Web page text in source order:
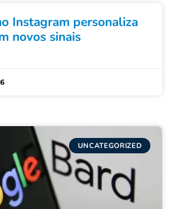
Instagram personaliza
novos sinais
UNCATEGORIZED